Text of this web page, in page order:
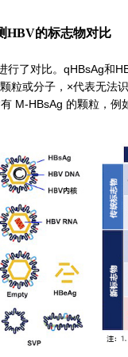
HBV的标志物对比
行了对比。qHBsAg和
粒或分子，×代表无法
M-HBsAg 的颗粒，例